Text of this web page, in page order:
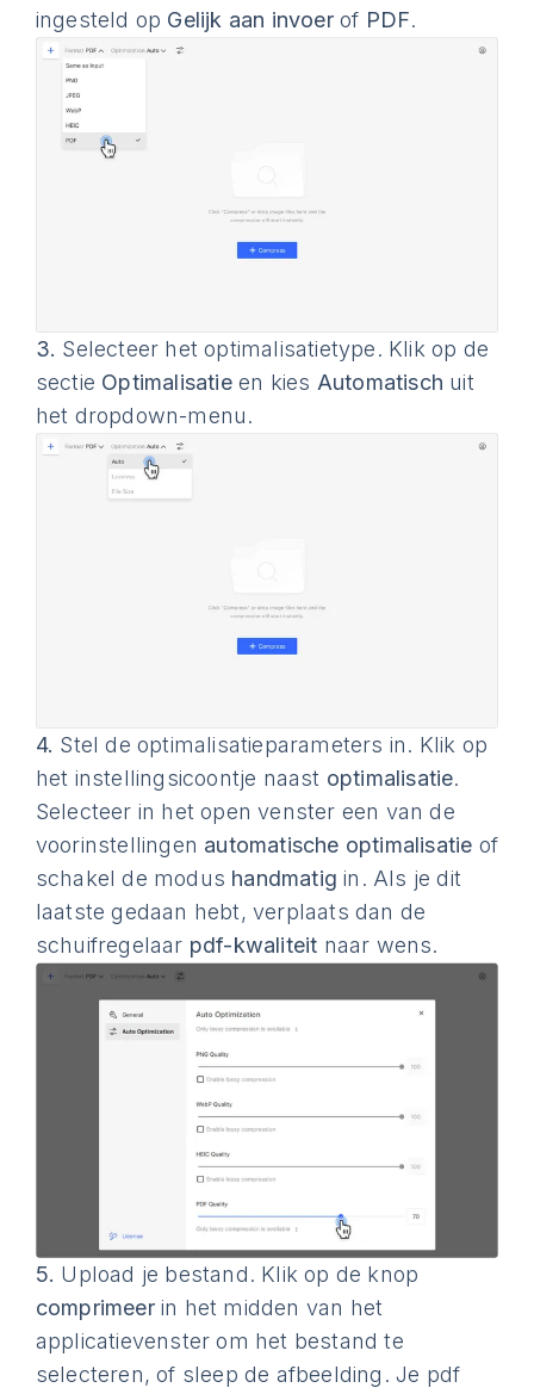
ingesteld op Gelijk aan invoerof PDF.
3. Selecteer het optimalisatietype. Klik op de
sectie Optimalisatieen kies Automatisch uit
het dropdown-menu.
4. Stel de optimalisatieparameters in. Klik op
het instellingsicoontje naast optimalisatie.
Selecteer in het open venster een van de
voorinstellingen automatische optimalisatie of
schakel de modus handmatig in. Als je dit
laatste gedaan hebt, verplaats dan de
schuifregelaar pdf-kwaliteit naar wens.
5. Upload je bestand. Klik op de knop
comprimeerin het midden van het
applicatievenster om het bestand te
selecteren, of sleep de afbeelding. Je pdf